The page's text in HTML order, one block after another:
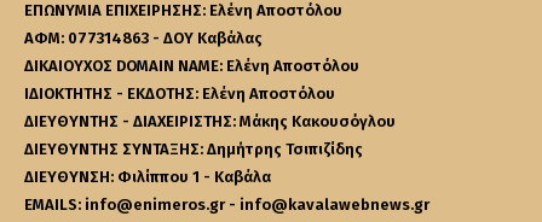
ΕΠΩΝΥΜΙΑ ΕΠΙΧΕΙΡΗΣΗΣ: Ελένη Αποστόλου
ΑΦΜ: 077314863 - ΔΟΥ Καβάλας
ΔΙΚΑΙΟΥΧΟΣ DOMAIN NAME: Ελένη Αποστόλου
ΙΔΙΟΚΤΗΤΗΣ - ΕΚΔΟΤΗΣ: Ελένη Αποστόλου
ΔΙΕΥΘΥΝΤΗΣ - ΔΙΑΧΕΙΡΙΣΤΗΣ: Μάκης Κακουσόγλου
ΔΙΕΥΘΥΝΤΗΣ ΣΥΝΤΑΞΗΣ: Δημήτρης Τσιπιζίδης
ΔΙΕΥΘΥΝΣΗ: Φιλίππου 1 - Καβάλα
EMAILS: info@enimeros.gr - info@kavalawebnews.gr